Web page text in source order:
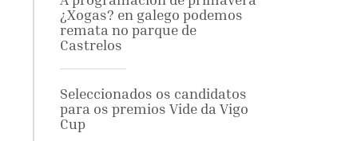
¿Xogas? en galego podemos
remata no parque de
Castrelos
Seleccionados os candidatos
para os premios Vide da Vigo
Cup